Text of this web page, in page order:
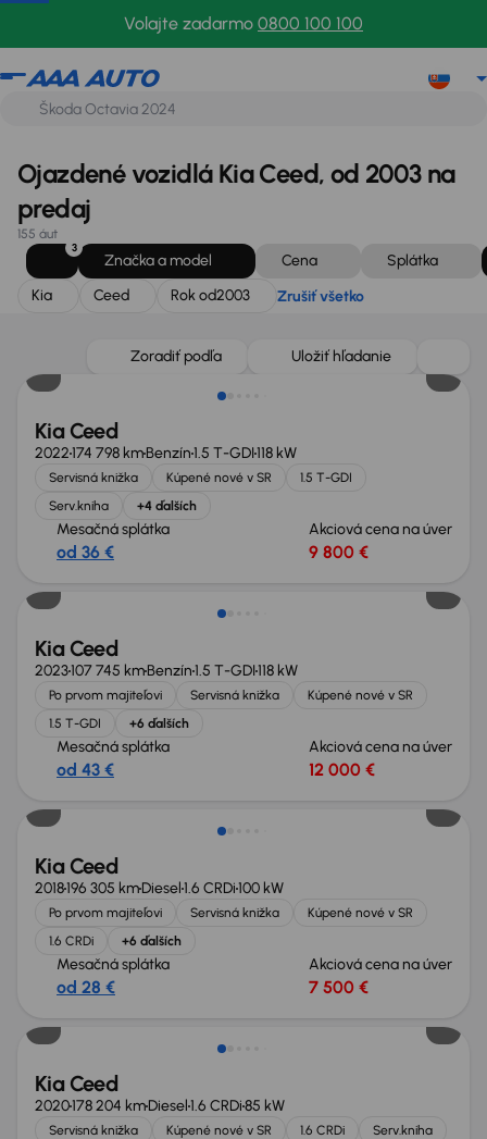
Volajte zadarmo 0800 100 100
Kia
Ojazdené vozidlá Kia Ceed, od 2003 na
predaj
155 áut
3
Značka a model Cena
Splátka
Kia
Ceed Rok od2003 Zrušiť všetko
Zoradiť podľa Uložiť hľadanie
Nové v ponuke
Kia Ceed
2022174 798 kmBenzín1.5 T-GDI118 kW
Servisná knižka Kúpené nové v SR
1.5 T-GDI
Serv.kniha
+4 ďalších
Mesačná splátka
od 36 €
Akciová cena na úver
9 800 €
Zlacnené o 500 €
Kia Ceed
2023107 745 kmBenzín1.5 T-GDI118 kW
Po prvom majiteľovi Servisná knižka
Kúpené nové v SR
1.5 T-GDI
+6 ďalších
Mesačná splátka
od 43 €
Akciová cena na úver
12 000 €
Zlacnené o 500 €
Kia Ceed
2018196 305 kmDiesel1.6 CRDi100 kW
Po prvom majiteľovi Servisná knižka
Kúpené nové v SR
1.6 CRDi
+6 ďalších
Mesačná splátka
od 28 €
Akciová cena na úver
7 500 €
Zlacnené o 400 €
Kia Ceed
2020178 204 kmDiesel1.6 CRDi85 kW
Servisná knižka Kúpené nové v SR 1.6 CRDi
Serv.kniha